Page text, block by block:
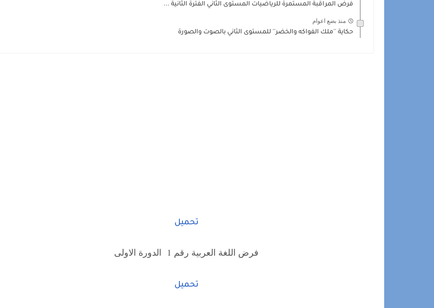
فرض المراقبة المستمرة للرياضيات المستوى الثاني الفترة الثانية ...
منذ بضع اعوام
حكاية ''ملك الفواكه والخضر'' للمستوى الثاني بالصوت والصورة
تحميل
فرض اللغة العربية رقم 1 الدورة الاولى
تحميل